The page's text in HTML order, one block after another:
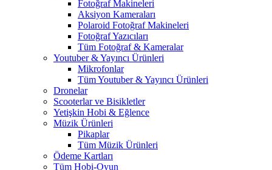
Fotoğraf Makineleri
Aksiyon Kameraları
Polaroid Fotoğraf Makineleri
Fotoğraf Yazıcıları
Tüm Fotoğraf & Kameralar
Youtuber & Yayıncı Ürünleri
Mikrofonlar
Tüm Youtuber & Yayıncı Ürünleri
Dronelar
Scooterlar ve Bisikletler
Yetişkin Hobi & Eğlence
Müzik Ürünleri
Pikaplar
Tüm Müzik Ürünleri
Ödeme Kartları
Tüm Hobi-Oyun